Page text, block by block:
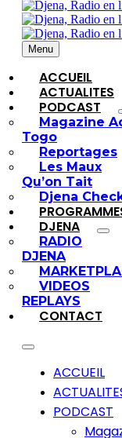
Menu
ACCUEIL
ACTUALITES
PODCAST
Magazine
Togo
Reportages
Les Maux
Qu’on Tait
Djena
DJENA
RADIO
DJENA
VIDEOS
REPLAYS
CONTACT
ACCUEIL
PODCAST